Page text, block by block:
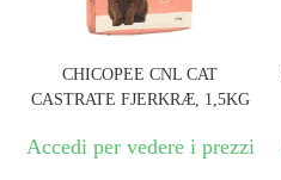
CHICOPEE CNL CAT
CASTRATE FJERKRÆ, 1,5KG
Accedi per vedere i prezzi